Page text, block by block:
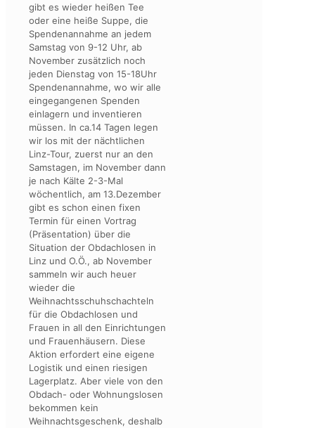
gibt es wieder heißen Tee
oder eine heiße Suppe, die
Spendenannahme an jedem
Samstag von 9-12 Uhr, ab
November zusätzlich noch
jeden Dienstag von 15-18Uhr
Spendenannahme, wo wir alle
eingegangenen Spenden
einlagern und inventieren
müssen. In ca.14 Tagen legen
wir los mit der nächtlichen
Linz-Tour, zuerst nur an den
Samstagen, im November dann
je nach Kälte 2-3-Mal
wöchentlich, am 13.Dezember
gibt es schon einen fixen
Termin für einen Vortrag
(Präsentation) über die
Situation der Obdachlosen in
Linz und O.Ö., ab November
sammeln wir auch heuer
wieder die
Weihnachtsschuhschachteln
für die Obdachlosen und
Frauen in all den Einrichtungen
und Frauenhäusern. Diese
Aktion erfordert eine eigene
Logistik und einen riesigen
Lagerplatz. Aber viele von den
Obdach- oder Wohnungslosen
bekommen kein
Weihnachtsgeschenk, deshalb